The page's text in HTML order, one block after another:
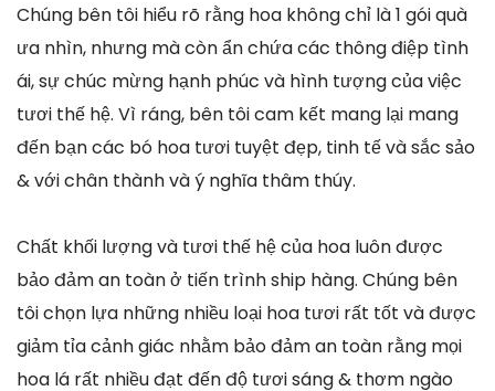
Chúng bên tôi hiểu rõ rằng hoa không chỉ là 1 gói quà
ưa nhìn, nhưng mà còn ẩn chứa các thông điệp tình
ái, sự chúc mừng hạnh phúc và hình tượng của việc
tươi thế hệ. Vì ráng, bên tôi cam kết mang lại mang
đến bạn các bó hoa tươi tuyệt đẹp, tinh tế và sắc sảo
& với chân thành và ý nghĩa thâm thúy.
Chất khối lượng và tươi thế hệ của hoa luôn được
bảo đảm an toàn ở tiến trình ship hàng. Chúng bên
tôi chọn lựa những nhiều loại hoa tươi rất tốt và được
giảm tỉa cảnh giác nhằm bảo đảm an toàn rằng mọi
hoa lá rất nhiều đạt đến độ tươi sáng & thơm ngào